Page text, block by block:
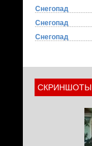
Снегопад
Снегопад
Снегопад
СКРИНШОТЫ